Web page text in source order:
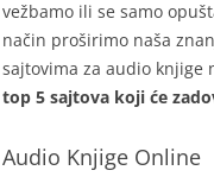
vežbamo ili se samo
način proširimo naša
sajtovima za audio knjige
top 5 sajtova koji će
Audio Knjige Online